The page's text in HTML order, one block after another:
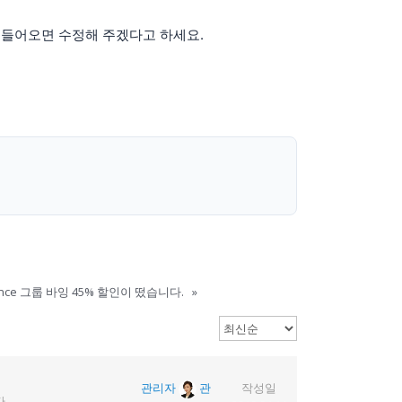
어오면 수정해 주겠다고 하세요.
그룹 바잉 45% 할인이 떴습니다. »
관리자
관
작성일